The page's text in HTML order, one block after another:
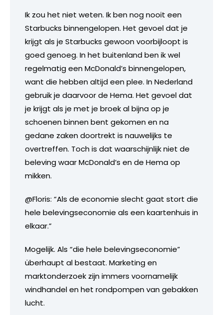
Ik zou het niet weten. Ik ben nog nooit een
Starbucks binnengelopen. Het gevoel dat je
krijgt als je Starbucks gewoon voorbijloopt is
goed genoeg. In het buitenland ben ik wel
regelmatig een McDonald’s binnengelopen,
want die hebben altijd een plee. In Nederland
gebruik je daarvoor de Hema. Het gevoel dat
je krijgt als je met je broek al bijna op je
schoenen binnen bent gekomen en na
gedane zaken doortrekt is nauwelijks te
overtreffen. Toch is dat waarschijnlijk niet de
beleving waar McDonald’s en de Hema op
mikken.
@Floris: “Als de economie slecht gaat stort die
hele belevingseconomie als een kaartenhuis in
elkaar.”
Mogelijk. Als “die hele belevingseconomie”
überhaupt al bestaat. Marketing en
marktonderzoek zijn immers voornamelijk
windhandel en het rondpompen van gebakken
lucht.